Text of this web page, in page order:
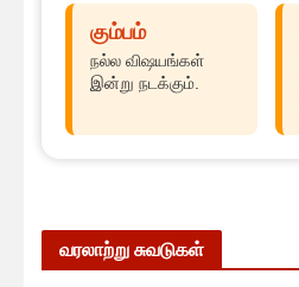
கும்பம்
நல்ல விஷயங்கள்
இன்று நடக்கும்.
வரலாற்று சுவடுகள்